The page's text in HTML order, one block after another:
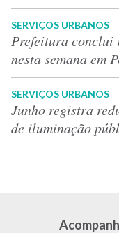
SERVIÇOS URBANOS
Prefeitura conclui
nesta semana em
SERVIÇOS URBANOS
Junho registra
de iluminação